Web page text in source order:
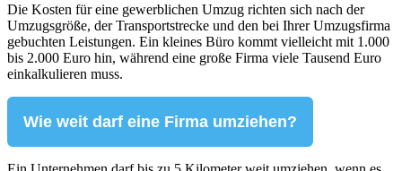
Die Kosten für eine gewerblichen Umzug richten sich nach der
Umzugsgröße, der Transportstrecke und den bei Ihrer Umzugsfirma
gebuchten Leistungen. Ein kleines Büro kommt vielleicht mit 1.000
bis 2.000 Euro hin, während eine große Firma viele Tausend Euro
einkalkulieren muss.
Wie weit darf eine Firma umziehen?